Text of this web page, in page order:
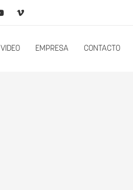
VIDEO EMPRESA CONTACTO